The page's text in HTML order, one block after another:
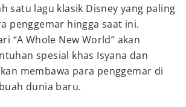
satu lagu klasik Disney yang paling
penggemar hingga saat ini.
“A Whole New World” akan
spesial khas Isyana dan
membawa para penggemar di
dunia baru.